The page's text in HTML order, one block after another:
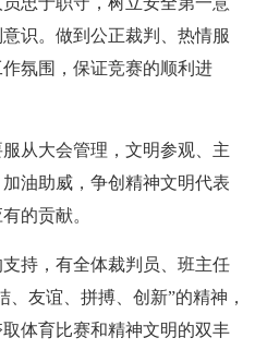
识。做到公正裁判、热情服
氛围，保证竞赛的顺利进
从大会管理，文明参观、主
油助威，争创精神文明代表
的贡献。
持，有全体裁判员、班主任
友谊、拼搏、创新”的精神，
体育比赛和精神文明的双丰